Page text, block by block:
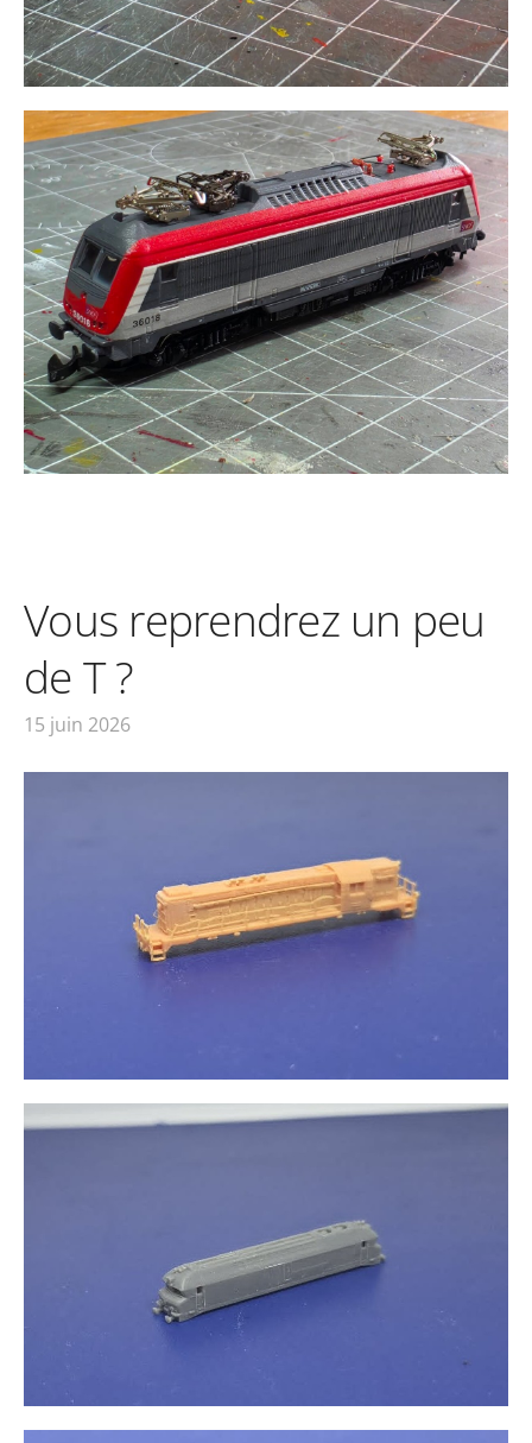
Vous reprendrez un peu
de T ?
15 juin 2026